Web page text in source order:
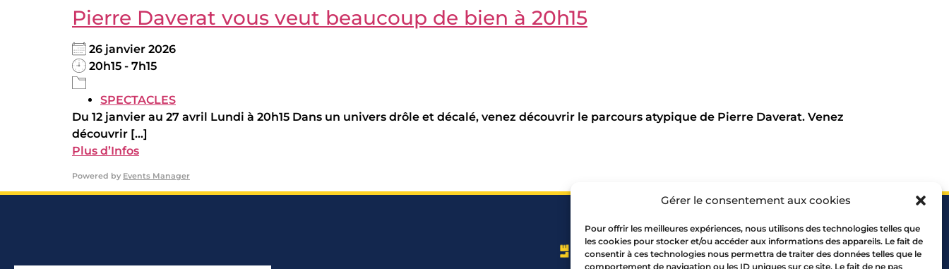
Gérer le consentement aux cookies
Pour offrir les meilleures expériences, nous utilisons des technologies telles que
les cookies pour stocker et/ou accéder aux informations des appareils. Le fait de
consentir à ces technologies nous permettra de traiter des données telles que le
comportement de navigation ou les ID uniques sur ce site. Le fait de ne pas
Pierre Daverat vous veut beaucoup de bien à 20h15
26 janvier 2026
20h15 - 7h15
SPECTACLES
Du 12 janvier au 27 avril Lundi à 20h15 Dans un univers drôle et décalé, venez découvrir le parcours atypique de Pierre Daverat. Venez
découvrir [...]
Plus d’Infos
Powered by Events Manager